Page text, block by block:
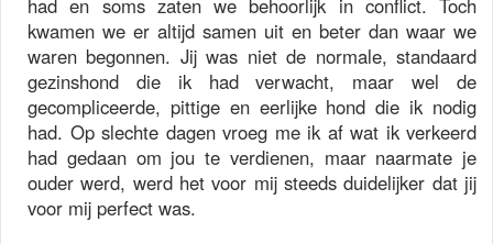
had en soms zaten we behoorlijk in conflict. Toch
kwamen we er altijd samen uit en beter dan waar we
waren begonnen. Jij was niet de normale, standaard
gezinshond die ik had verwacht, maar wel de
gecompliceerde, pittige en eerlijke hond die ik nodig
had. Op slechte dagen vroeg me ik af wat ik verkeerd
had gedaan om jou te verdienen, maar naarmate je
ouder werd, werd het voor mij steeds duidelijker dat jij
voor mij perfect was.